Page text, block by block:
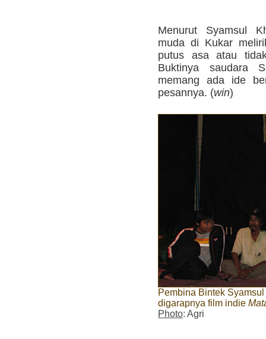
Menurut Syamsul
muda di Kukar
putus asa atau
Buktinya saudara
memang ada ide
pesannya. (win)
Pembina Bintek
digarapnya film indie
Photo: Agri